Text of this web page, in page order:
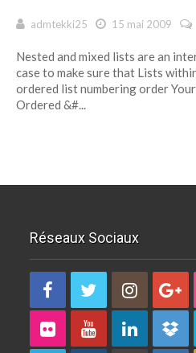
admtekki25 15 mai 2009
Nested and mixed lists are an
case to make sure that Lists
ordered list numbering order
Ordered &#...
Réseaux Sociaux